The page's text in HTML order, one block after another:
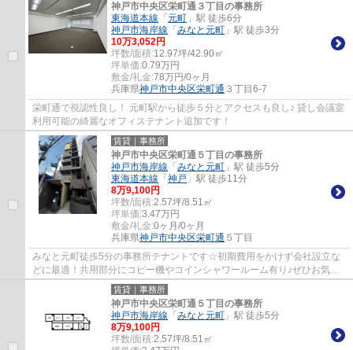
神戸市中央区栄町通３丁目の事務所
東海道本線 「 元町 」駅 徒歩6分
神戸市海岸線 「 みなと元町 」駅 徒歩3分
10万3,052円
坪数/面積:12.97坪/42.90㎡
坪単価:0.79万円
敷金/礼金:78万円/0ヶ月
兵庫県神戸市中央区栄町通 ３丁目6-7
栄町通で視認性良し！ 元町駅から徒歩５分とアクセスも良し♪ 貸し会議室
利用可能の綺麗なオフィステナント追加です！
賃貸｜事務所
神戸市中央区栄町通５丁目の事務所
神戸市海岸線 「 みなと元町 」駅 徒歩5分
東海道本線 「 神戸 」駅 徒歩11分
8万9,100円
坪数/面積:2.57坪/8.51㎡
坪単価:3.47万円
敷金/礼金:0ヶ月/0ヶ月
兵庫県神戸市中央区栄町通 ５丁目
みなと元町徒歩5分の事務所テナントです☆初期費用をかけず会社設立な
どに最適！共用部分にコピー機やコインシャワールーム有り♪ぜひお気軽
にお問い合わせください♪
賃貸｜事務所
神戸市中央区栄町通５丁目の事務所
神戸市海岸線 「 みなと元町 」駅 徒歩5分
8万9,100円
坪数/面積:2.57坪/8.51㎡